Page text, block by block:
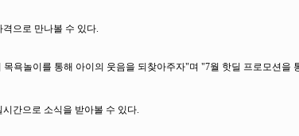
으로 만나볼 수 있다.
욕놀이를 통해 아이의 웃음을 되찾아주자"며 "7월 핫딜 프로모션을
간으로 소식을 받아볼 수 있다.